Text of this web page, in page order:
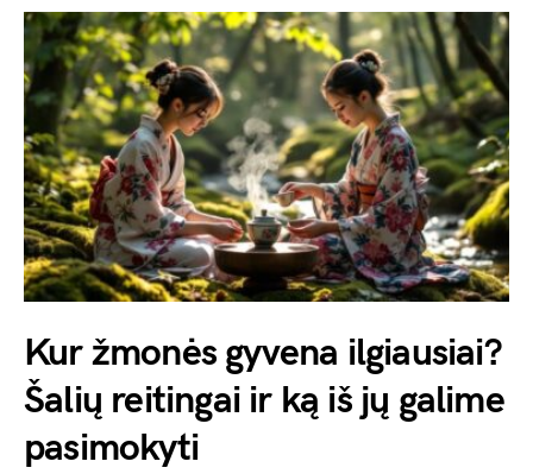
Kur žmonės gyvena ilgiausiai?
Šalių reitingai ir ką iš jų galime
pasimokyti